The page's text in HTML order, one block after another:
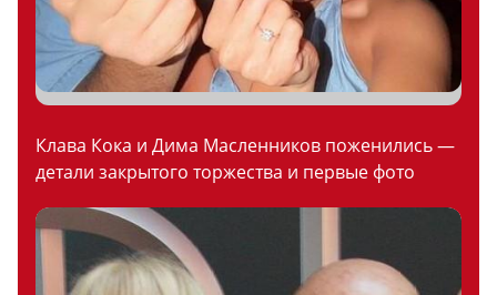
Клава Кока и Дима Масленников поженились —
детали закрытого торжества и первые фото